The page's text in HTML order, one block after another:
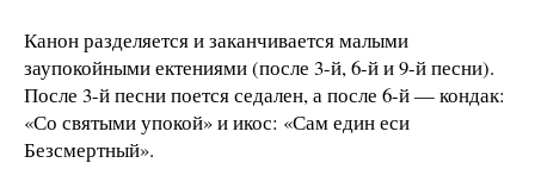
Канон разделяется и заканчивается малыми
заупокойными ектениями (после 3-й, 6-й и 9-й песни).
После 3-й песни поется седален, а после 6-й — кондак:
«Со святыми упокой» и икос: «Сам един еси
Безсмертный».